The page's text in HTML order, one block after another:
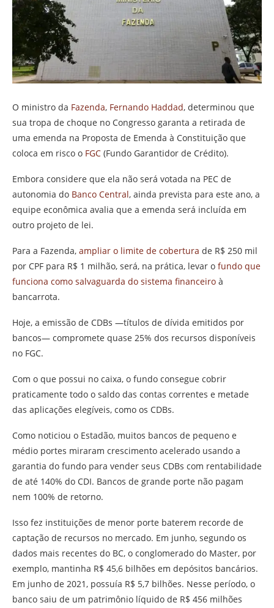
O ministro da Fazenda, Fernando Haddad, determinou que
sua tropa de choque no Congresso garanta a retirada de
uma emenda na Proposta de Emenda à Constituição que
coloca em risco o FGC (Fundo Garantidor de Crédito).
Embora considere que ela não será votada na PEC de
autonomia do Banco Central, ainda prevista para este ano, a
equipe econômica avalia que a emenda será incluída em
outro projeto de lei.
Para a Fazenda, ampliar o limite de cobertura de R$ 250 mil
por CPF para R$ 1 milhão, será, na prática, levar o fundo que
funciona como salvaguarda do sistema financeiro à
bancarrota.
Hoje, a emissão de CDBs —títulos de dívida emitidos por
bancos— compromete quase 25% dos recursos disponíveis
no FGC.
Com o que possui no caixa, o fundo consegue cobrir
praticamente todo o saldo das contas correntes e metade
das aplicações elegíveis, como os CDBs.
Como noticiou o Estadão, muitos bancos de pequeno e
médio portes miraram crescimento acelerado usando a
garantia do fundo para vender seus CDBs com rentabilidade
de até 140% do CDI. Bancos de grande porte não pagam
nem 100% de retorno.
Isso fez instituições de menor porte baterem recorde de
captação de recursos no mercado. Em junho, segundo os
dados mais recentes do BC, o conglomerado do Master, por
exemplo, mantinha R$ 45,6 bilhões em depósitos bancários.
Em junho de 2021, possuía R$ 5,7 bilhões. Nesse período, o
banco saiu de um patrimônio líquido de R$ 456 milhões